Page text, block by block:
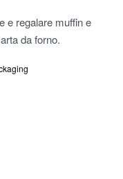
e regalare muffin e
da forno.